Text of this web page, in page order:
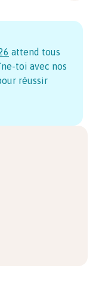
attend tous
toi avec nos
réussir